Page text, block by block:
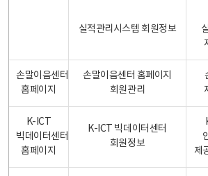
실적관리시스템 회원정보
손말이음센터
홈페이지
손말이음센터 홈페이지
회원관리
K-ICT
빅데이터센터
홈페이지
K-ICT 빅데이터센터
회원정보
제